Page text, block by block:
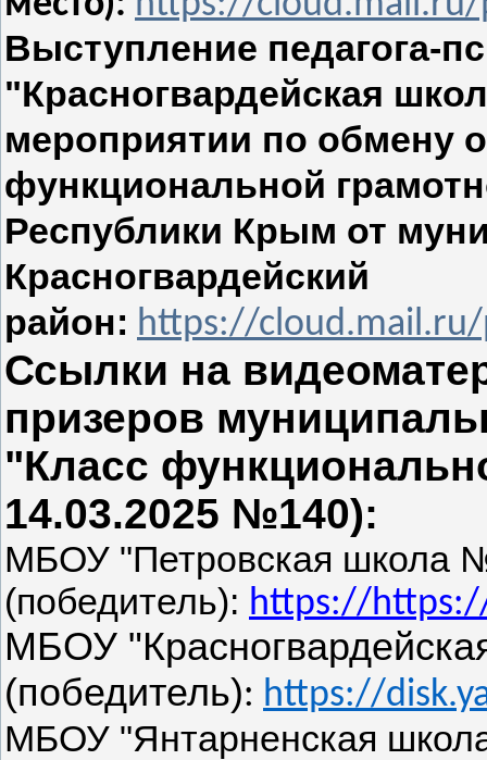
Выступление педагога-
"Красногвардейская
мероприятии по
функциональной
Республики Крым от
Красногвардейский
район: https://cloud.mail.ru/
Ссылки на
призеров
"Класс
14.03.2025 №140):
МБОУ "Петровская школа
(победитель): https://⁠https://
МБОУ
(победитель): https://
МБОУ "Янтарненская